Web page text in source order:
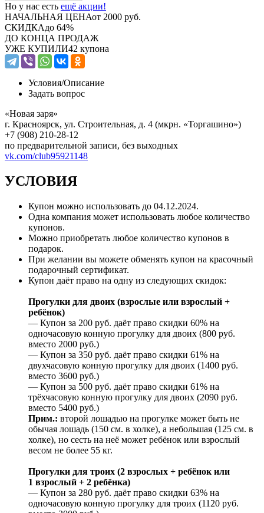
Но у нас есть ещё акции!
НАЧАЛЬНАЯ ЦЕНАот 2000 руб.
СКИДКАдо 64%
ДО КОНЦА ПРОДАЖ
УЖЕ КУПИЛИ42 купона
Условия/Описание
Задать вопрос
«Новая заря»
г. Красноярск, ул. Строительная, д. 4 (мкрн. «Торгашино»)
+7 (908) 210-28-12
по предварительной записи, без выходных
vk.com/club95921148
УСЛОВИЯ
Купон можно использовать до 04.12.2024.
Одна компания может использовать любое количество
купонов.
Можно приобретать любое количество купонов в
подарок.
При желании вы можете обменять купон на красочный
подарочный сертификат.
Купон даёт право на одну из следующих скидок:
Прогулки для двоих (взрослые или взрослый +
ребёнок)
— Купон за 200 руб. даёт право скидки 60% на
одночасовую конную прогулку для двоих (800 руб.
вместо 2000 руб.)
— Купон за 350 руб. даёт право скидки 61% на
двухчасовую конную прогулку для двоих (1400 руб.
вместо 3600 руб.)
— Купон за 500 руб. даёт право скидки 61% на
трёхчасовую конную прогулку для двоих (2090 руб.
вместо 5400 руб.)
Прим.: второй лошадью на прогулке может быть не
обычая лошадь (150 см. в холке), а небольшая (125 см. в
холке), но сесть на неё может ребёнок или взрослый
весом не более 55 кг.
Прогулки для троих (2 взрослых + ребёнок или
1 взрослый + 2 ребёнка)
— Купон за 280 руб. даёт право скидки 63% на
одночасовую конную прогулку для троих (1120 руб.